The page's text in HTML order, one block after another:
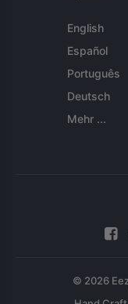
English
Español
Português
Deutsch
Mehr ...
© 2026